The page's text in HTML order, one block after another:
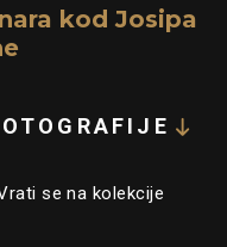
kod Josipa
se na kolekcije